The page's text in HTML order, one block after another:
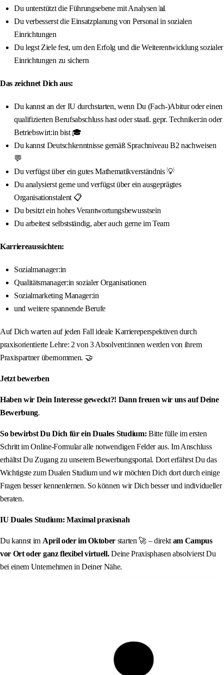
Du unterstützt die Führungsebene mit Analysen 📊
Du verbesserst die Einsatzplanung von Personal in sozialen
Einrichtungen
Du legst Ziele fest, um den Erfolg und die Weiterentwicklung sozialer
Einrichtungen zu sichern
Das zeichnet Dich aus:
Du kannst an der IU durchstarten, wenn Du (Fach-)Abitur oder einen
qualifizierten Berufsabschluss hast oder staatl. gepr. Techniker:in oder
Betriebswirt:in bist 🎓
Du kannst Deutschkenntnisse gemäß Sprachniveau B2 nachweisen
💬
Du verfügst über ein gutes Mathematikverständnis 💡
Du analysierst gerne und verfügst über ein ausgeprägtes
Organisationstalent 📋
Du besitzt ein hohes Verantwortungsbewusstsein
Du arbeitest selbstständig, aber auch gerne im Team
Karriereaussichten:
Sozialmanager:in
Qualitätsmanager:in sozialer Organisationen
Sozialmarketing Manager:in
und weitere spannende Berufe
Auf Dich warten auf jeden Fall ideale Karriereperspektiven durch
praxisorientierte Lehre: 2 von 3 Absolvent:innen werden von ihrem
Praxispartner übernommen. 🤝
Jetzt bewerben
Haben wir Dein Interesse geweckt?! Dann freuen wir uns auf Deine
Bewerbung.
So bewirbst Du Dich für ein Duales Studium: Bitte fülle im ersten
Schritt im Online-Formular alle notwendigen Felder aus. Im Anschluss
erhältst Du Zugang zu unserem Bewerbungsportal. Dort erfährst Du das
Wichtigste zum Dualen Studium und wir möchten Dich dort durch einige
Fragen besser kennenlernen. So können wir Dich besser und individueller
beraten.
IU Duales Studium: Maximal praxisnah
Du kannst im April oder im Oktober starten 🚀 – direkt am Campus
vor Ort oder ganz flexibel virtuell.Deine Praxisphasen absolvierst Du
bei einem Unternehmen in Deiner Nähe.